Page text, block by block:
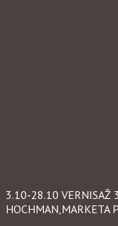
3.10-28.10 VERNISAŽ
HOCHMAN,MARKETA